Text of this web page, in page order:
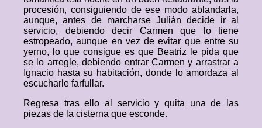
procesión, consiguiendo de ese modo ablandarla,
aunque, antes de marcharse Julián decide ir al
servicio, debiendo decir Carmen que lo tiene
estropeado, aunque en vez de evitar que entre su
yerno, lo que consigue es que Beatriz le pida que
se lo arregle, debiendo entrar Carmen y arrastrar a
Ignacio hasta su habitación, donde lo amordaza al
escucharle farfullar.
Regresa tras ello al servicio y quita una de las
piezas de la cisterna que esconde.